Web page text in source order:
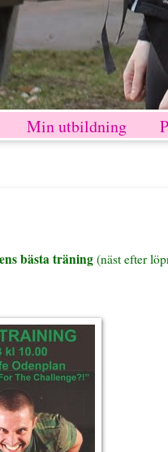
Min utbildning
bästa träning(näst efter